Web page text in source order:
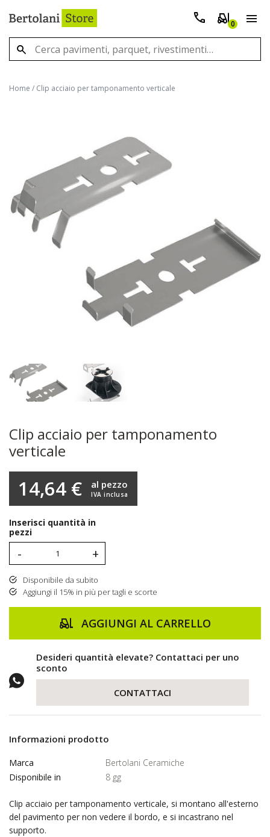
0
Home / Clip acciaio per tamponamento verticale
Clip acciaio per tamponamento
verticale
14,64 € IVA inclusa
al pezzo
Inserisci quantità in
pezzi
- +
Disponibile da subito
Aggiungi il 15% in più per tagli e scorte
AGGIUNGI AL CARRELLO
Desideri quantità elevate? Contattaci per uno
sconto
CONTATTACI
Informazioni prodotto
Marca
Bertolani Ceramiche
Disponibile in
8 gg
Clip acciaio per tamponamento verticale, si montano all'esterno
del pavimento per non vedere il bordo, e si incastrano nel
supporto.